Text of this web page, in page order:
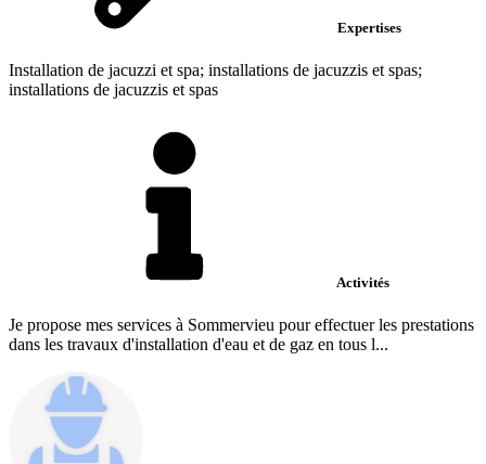
Expertises
Installation de jacuzzi et spa; installations de jacuzzis et spas;
installations de jacuzzis et spas
Activités
Je propose mes services à Sommervieu pour effectuer les prestations
dans les travaux d'installation d'eau et de gaz en tous l...